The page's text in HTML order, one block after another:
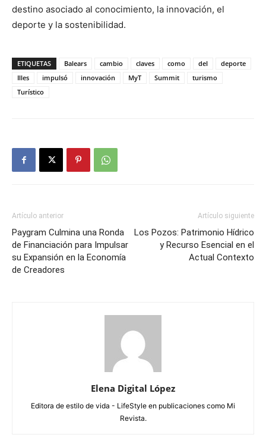
destino asociado al conocimiento, la innovación, el
deporte y la sostenibilidad.
ETIQUETAS Balears cambio claves como del
deporte
Illes
impulsó innovación MyT Summit
turismo
Turístico
Artículo anterior
Paygram Culmina una Ronda
de Financiación para Impulsar
su Expansión en la Economía
de Creadores
Artículo siguiente
Los Pozos: Patrimonio Hídrico
y Recurso Esencial en el
Actual Contexto
Elena Digital López
Editora de estilo de vida - LifeStyle en publicaciones como Mi
Revista.